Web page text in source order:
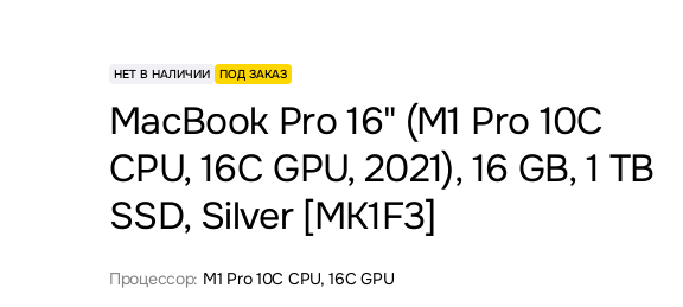
НЕТ В НАЛИЧИИ ПОД ЗАКАЗ
MacBook Pro 16" (M1 Pro 10C
CPU, 16C GPU, 2021), 16 GB, 1 TB
SSD, Silver [MK1F3]
Процессор: M1 Pro 10C CPU, 16C GPU